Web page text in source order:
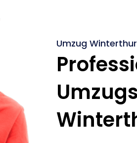
Umzug